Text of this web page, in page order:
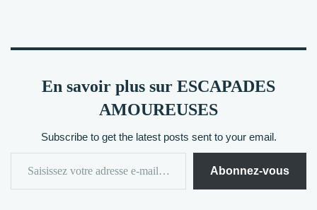
En savoir plus sur ESCAPADES
AMOUREUSES
Subscribe to get the latest posts sent to your email.
Abonnez-vous